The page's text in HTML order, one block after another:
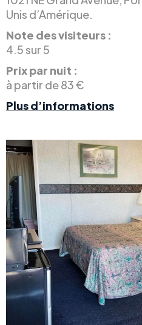
Unis d’Amérique.
Note des visiteurs :
4.5 sur 5
Prix par nuit :
à partir de 83 €
Plus d’informations